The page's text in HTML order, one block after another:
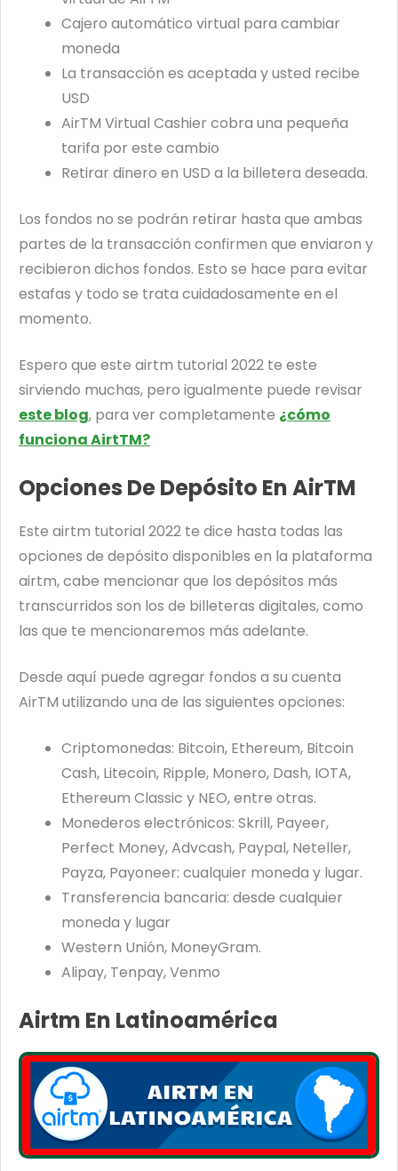
Cajero automático virtual para cambiar
moneda
La transacción es aceptada y usted recibe
USD
AirTM Virtual Cashier cobra una pequeña
tarifa por este cambio
Retirar dinero en USD a la billetera deseada.
Los fondos no se podrán retirar hasta que ambas
partes de la transacción confirmen que enviaron y
recibieron dichos fondos. Esto se hace para evitar
estafas y todo se trata cuidadosamente en el
momento.
Espero que este airtm tutorial 2022 te este
sirviendo muchas, pero igualmente puede revisar
este blog, para ver completamente ¿cómo
funciona AirtTM?
Opciones De Depósito En AirTM
Este airtm tutorial 2022 te dice hasta todas las
opciones de depósito disponibles en la plataforma
airtm, cabe mencionar que los depósitos más
transcurridos son los de billeteras digitales, como
las que te mencionaremos más adelante.
Desde aquí puede agregar fondos a su cuenta
AirTM utilizando una de las siguientes opciones:
Criptomonedas: Bitcoin, Ethereum, Bitcoin
Cash, Litecoin, Ripple, Monero, Dash, IOTA,
Ethereum Classic y NEO, entre otras.
Monederos electrónicos: Skrill, Payeer,
Perfect Money, Advcash, Paypal, Neteller,
Payza, Payoneer: cualquier moneda y lugar.
Transferencia bancaria: desde cualquier
moneda y lugar
Western Unión, MoneyGram.
Alipay, Tenpay, Venmo
Airtm En Latinoamérica